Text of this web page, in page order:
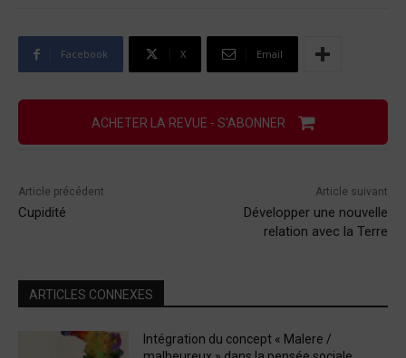
Facebook X Email
ACHETER LA REVUE - S'ABONNER
Article précédent
Cupidité
Article suivant
Développer une nouvelle
relation avec la Terre
ARTICLES CONNEXES
Intégration du concept « Malere /